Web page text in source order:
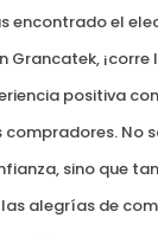
encontrado el
¡corre
positiva
No
sino que
alegrías de